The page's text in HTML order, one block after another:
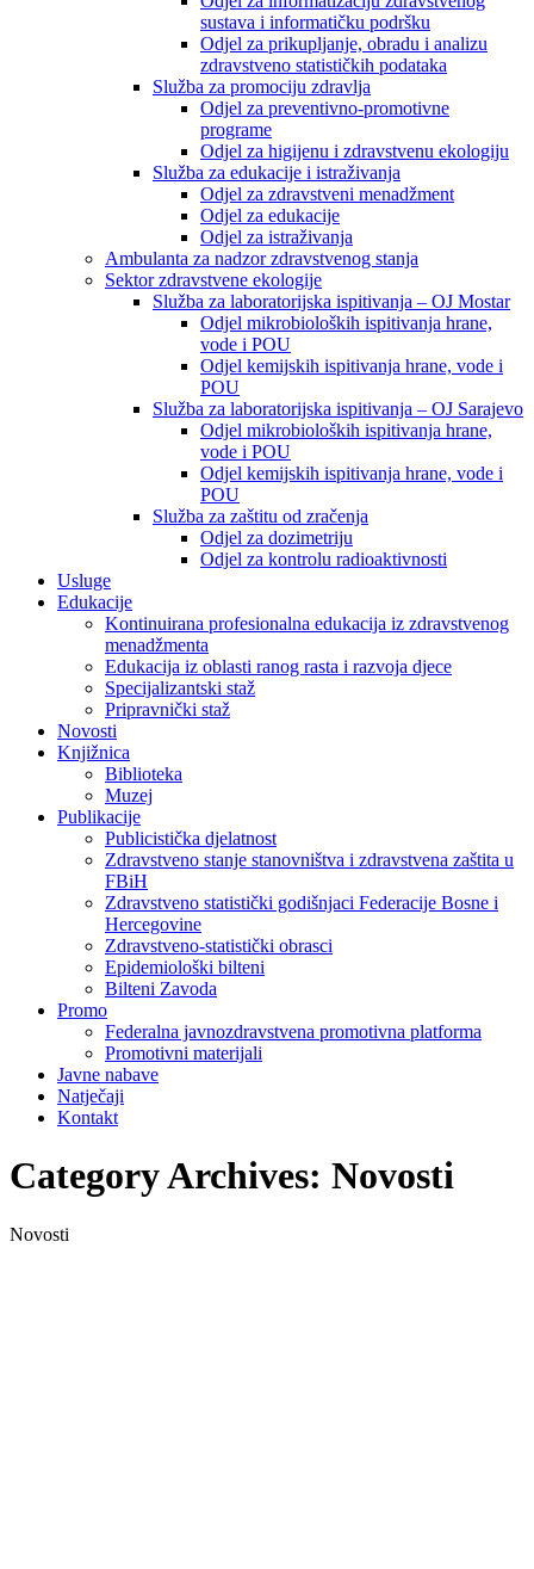
sustava i informatičku podršku
Odjel za prikupljanje, obradu i analizu
zdravstveno statističkih podataka
Služba za promociju zdravlja
Odjel za preventivno-promotivne
programe
Odjel za higijenu i zdravstvenu ekologiju
Služba za edukacije i istraživanja
Odjel za zdravstveni menadžment
Odjel za edukacije
Odjel za istraživanja
Ambulanta za nadzor zdravstvenog stanja
Sektor zdravstvene ekologije
Služba za laboratorijska ispitivanja – OJ Mostar
Odjel mikrobioloških ispitivanja hrane,
vode i POU
Odjel kemijskih ispitivanja hrane, vode i
POU
Služba za laboratorijska ispitivanja – OJ Sarajevo
Odjel mikrobioloških ispitivanja hrane,
vode i POU
Odjel kemijskih ispitivanja hrane, vode i
POU
Služba za zaštitu od zračenja
Odjel za dozimetriju
Odjel za kontrolu radioaktivnosti
Usluge
Edukacije
Kontinuirana profesionalna edukacija iz zdravstvenog
menadžmenta
Edukacija iz oblasti ranog rasta i razvoja djece
Specijalizantski staž
Pripravnički staž
Novosti
Knjižnica
Biblioteka
Muzej
Publikacije
Publicistička djelatnost
Zdravstveno stanje stanovništva i zdravstvena zaštita u
FBiH
Zdravstveno statistički godišnjaci Federacije Bosne i
Hercegovine
Zdravstveno-statistički obrasci
Epidemiološki bilteni
Bilteni Zavoda
Promo
Federalna javnozdravstvena promotivna platforma
Promotivni materijali
Javne nabave
Natječaji
Kontakt
Category Archives: Novosti
Novosti